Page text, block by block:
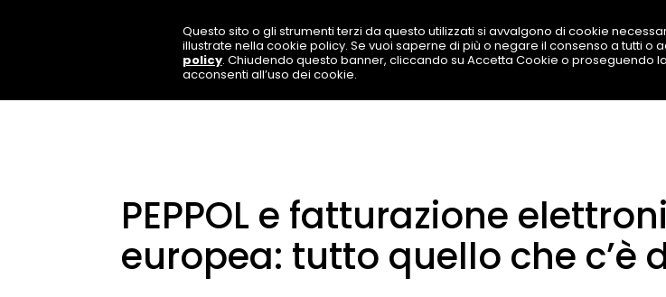
SOLUZIONI PRODOTTI
PEPPOL e fatturazione
europea: tutto quello che c’è
Questo sito o gli strumenti terzi da questo utilizzati si avvalgono di cookie
illustrate nella cookie policy. Se vuoi saperne di più o negare il consenso a tutti o
policy. Chiudendo questo banner, cliccando su Accetta Cookie o proseguendo
acconsenti all’uso dei cookie.